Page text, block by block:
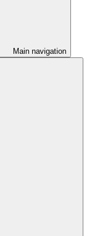
Main navigation